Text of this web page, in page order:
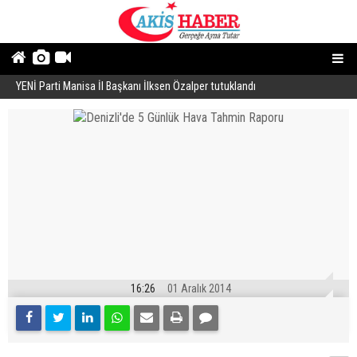
YENİ Parti Manisa İl Başkanı İlksen Özalper tutuklandı
16:26 01 Aralık 2014